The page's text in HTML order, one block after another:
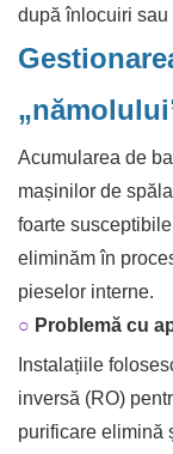
după înlocuiri sau
Acumularea de
mașinilor de
foarte
eliminăm în
pieselor interne.
○ Problemă cu
Instalațiile
inversă (RO)
purificare elimină